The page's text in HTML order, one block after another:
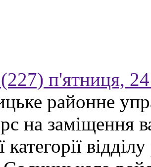
п'ятниця, 24
районне
на заміщення
категорії